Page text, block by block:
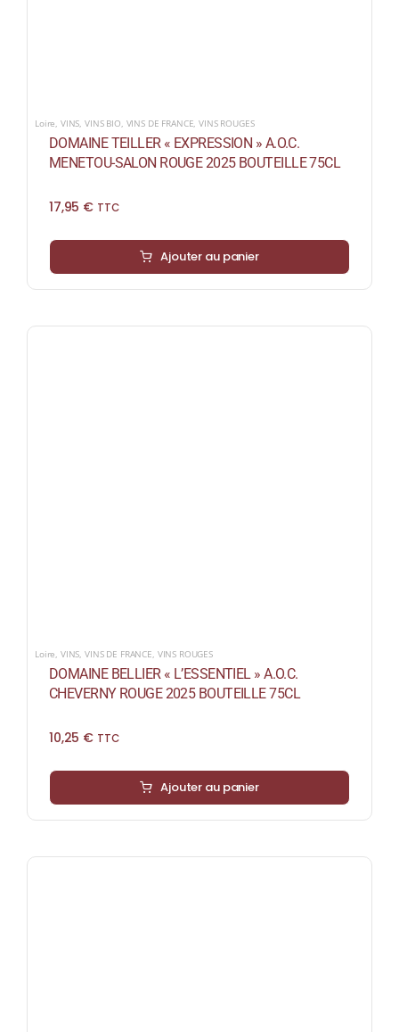
Loire, VINS,VINS BIO, VINS DE FRANCE,VINS ROUGES
DOMAINE TEILLER « EXPRESSION » A.O.C.
MENETOU-SALON ROUGE 2025 BOUTEILLE 75CL
17,95 € TTC
Ajouter au panier
Loire VINS ,VINS DE FRANCE VINS ROUGES
DOMAINE BELLIER « L’ESSENTIEL » A.O.C.
CHEVERNY ROUGE 2025 BOUTEILLE 75CL
10,25 € TTC
Ajouter au panier